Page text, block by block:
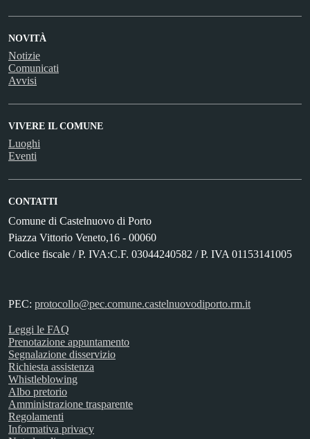
NOVITÀ
Notizie
Comunicati
Avvisi
VIVERE IL COMUNE
Luoghi
Eventi
CONTATTI
Comune di Castelnuovo di Porto
Piazza Vittorio Veneto,16 - 00060
Codice fiscale / P. IVA:C.F. 03044240582 / P. IVA 01153141005
PEC: protocollo@pec.comune.castelnuovodiporto.rm.it
Leggi le FAQ
Prenotazione appuntamento
Segnalazione disservizio
Richiesta assistenza
Whistleblowing
Albo pretorio
Amministrazione trasparente
Regolamenti
Informativa privacy